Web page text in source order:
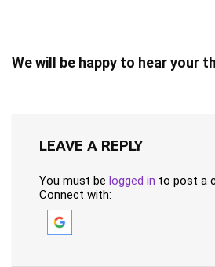
We will be happy to hear your
LEAVE A REPLY
You must be logged in to post a
Connect with: